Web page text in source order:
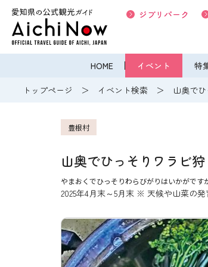
HOME イベント 特
ジブリパーク
トップページ イベント検索 山奥で
豊根村
山奥でひっそりワラビ
やまおくでひっそりわらびがりはいかがです
2025年4月末～5月末 ※ 天候や山菜の